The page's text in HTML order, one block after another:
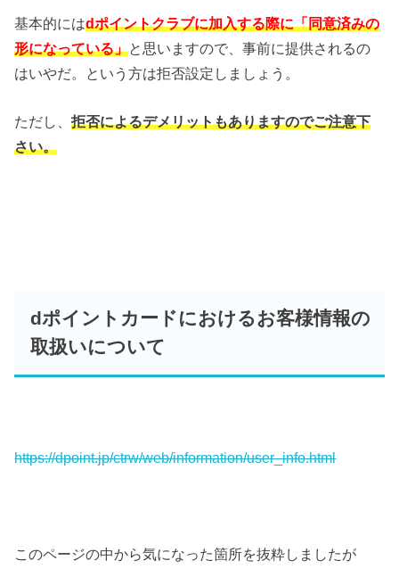
基本的にはdポイントクラブに加入する際に「同意済みの
形になっている」と思いますので、事前に提供されるの
はいやだ。という方は拒否設定しましょう。
ただし、拒否によるデメリットもありますのでご注意下
さい。
dポイントカードにおけるお客様情報の
取扱いについて
https://dpoint.jp/ctrw/web/information/user_info.html
このページの中から気になった箇所を抜粋しましたが